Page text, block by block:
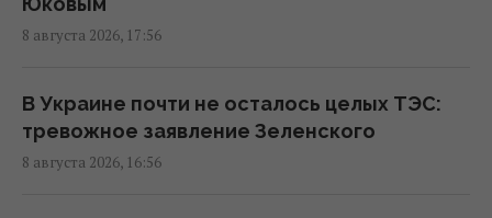
16:03 суббота, 08 августа 2026
Зеленский: Украинская оборонка может
удвоить объемы производства, но есть
условие
8 августа 2026, 17:56
В Украине почти не осталось целых ТЭС:
тревожное заявление Зеленского
8 августа 2026, 16:56